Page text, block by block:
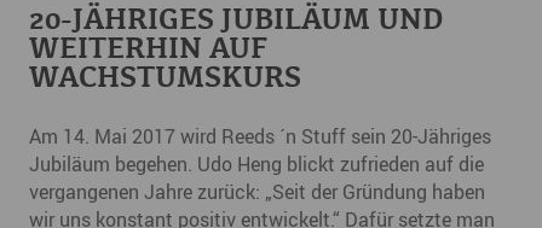
20-JÄHRIGES JUBILÄUM UND
WEITERHIN AUF
WACHSTUMSKURS
Am 14. Mai 2017 wird Reeds ´n Stuff sein 20-Jähriges
Jubiläum begehen. Udo Heng blickt zufrieden auf die
vergangenen Jahre zurück: „Seit der Gründung haben
wir uns konstant positiv entwickelt.“ Dafür setzte man